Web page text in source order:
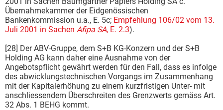
Übernahmekammer der Eidgenössischen
Bankenkommission u.a., E. 5c; Empfehlung 106/02 vom 13.
Juli 2001 in Sachen Afipa SA, E. 2.3).
[28] Der ABV-Gruppe, dem S+B KG-Konzern und der S+B
Holding AG kann daher eine Ausnahme von der
Angebotspflicht gewährt werden für den Fall, dass es infolge
des abwicklungstechnischen Vorgangs im Zusammenhang
mit der Kapitalerhöhung zu einem kurzfristigen Unter- mit
anschliessendem Überschreiten des Grenzwerts gemäss Art.
32 Abs. 1 BEHG kommt.